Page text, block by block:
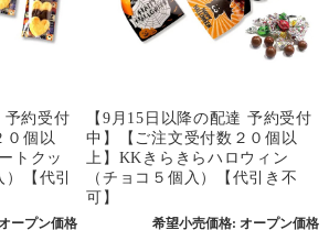
予約受付
０個以
トクッ
【代引
ープン価格
【9月15日以降の配達 予約受付
中】【ご注文受付数２０個以
上】KKきらきらハロウィン
（チョコ５個入）【代引き不
可】
希望小売価格: オープン価格